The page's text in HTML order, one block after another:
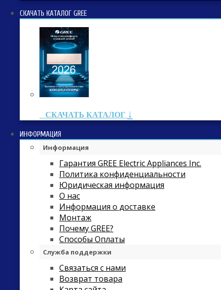
СКАЧАТЬ КАТАЛОГ GREE
СКАЧАТЬ КАТАЛОГ ↓
ИНФОРМАЦИЯ
Информация
Гарантия GREE Electric Appliances Inc.
Политика конфиденциальности
Юридическая информация
О нас
Информация о доставке
Монтаж
Почему GREE?
Способы Оплаты
Служба поддержки
Связаться с нами
Возврат товара